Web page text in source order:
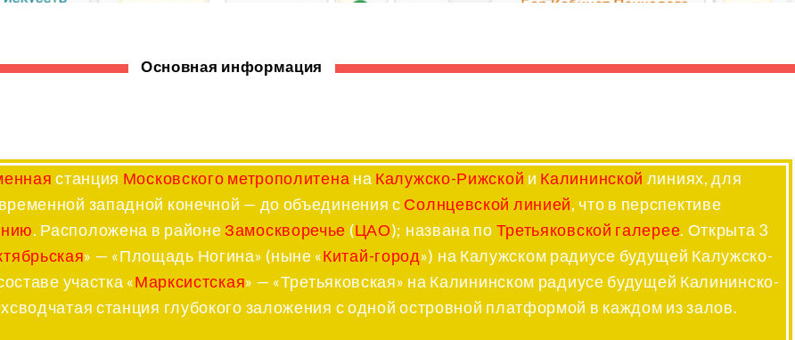
Основная информация
станция Московского метрополитена на Калужско-Рижской и Калининской линиях, для
западной конечной — до объединения с Солнцевской линией, что в перспективе
. Расположена в районеЗамоскворечье (ЦАО); названа по Третьяковской галерее. Открыта 3
» — «Площадь Ногина» (ныне «Китай-город») на Калужском радиусе будущей Калужско-
участка «Марксистская» — «Третьяковская» на Калининском радиусе будущей Калининско-
станция глубокого заложения с одной островной платформой в каждом из залов.